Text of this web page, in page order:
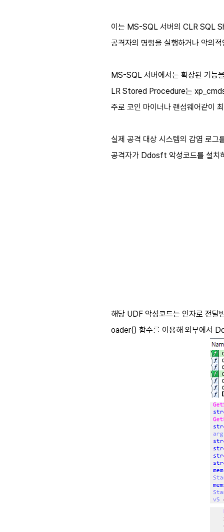
이는 MS-SQL 서버의 CLR SQL
공격자의 명령을 실행하거나 악의
MS-SQL 서버에서는 확장된 기능
LR Stored Procedure는
주로 코인 마이너나 랜섬웨어같이
실제 공격 대상 시스템의 감염 로그
공격자가 Ddosft 악성코드를 설치
해당 UDF 악성코드는 인자로 전달
oader() 함수를 이용해 외부에서